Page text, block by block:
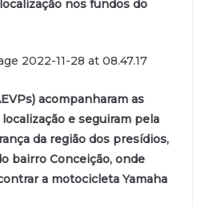
nos fundos do
acompanharam as
e seguiram pela
da região dos presídios,
bairro Conceição, onde
a motocicleta Yamaha